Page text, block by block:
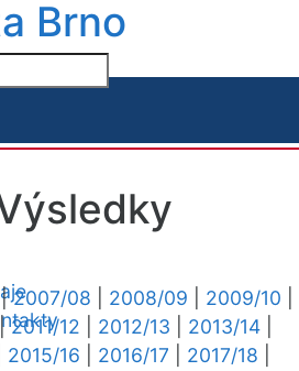
Brno
2007/08 2008/09 2009/10
2011/12 2012/13 2013/14
2015/16 2016/17 2017/18